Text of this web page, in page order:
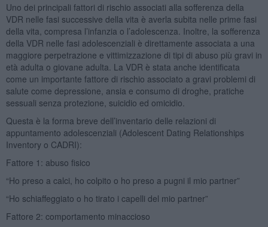
Uno dei principali fattori di rischio associati alla sofferenza della
VDR nelle fasi successive della vita è averla subita nelle prime fasi
della vita, compresa l’infanzia o l’adolescenza. Inoltre, la sofferenza
della VDR nelle fasi adolescenziali è direttamente associata a una
maggiore perpetrazione e vittimizzazione di tipi di abuso più gravi in
età adulta o giovane adulta. La VDR è stata anche identificata
come un importante fattore di rischio associato a gravi problemi di
salute come depressione, ansia e consumo di droghe, pratiche
sessuali senza protezione, suicidio ed omicidio.
Questa è la forma breve dell’inventario delle relazioni di
appuntamento adolescenziali (Adolescent Dating Relationships
Inventory o CADRI):
Fattore 1: abuso fisico
“Ho preso a calci, ho colpito o ho preso a pugni il mio partner”
“Ho schiaffeggiato o ho tirato i capelli del mio partner”
Fattore 2: comportamento minaccioso